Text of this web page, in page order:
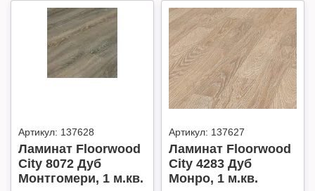
Артикул: 137628
Ламинат Floorwood
City 8072 Дуб
Монтгомери, 1 м.кв.
Артикул: 137627
Ламинат Floorwood
City 4283 Дуб
Монро, 1 м.кв.